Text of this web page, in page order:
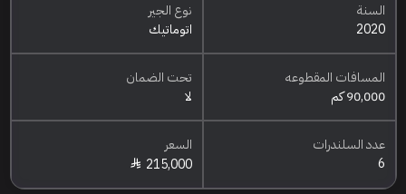
السنة
2020
نوع الجير
اتوماتيك
المسافات المقطوعه
90,000 كم
تحت الضمان
لا
عدد السلندرات
6
السعر
215,000